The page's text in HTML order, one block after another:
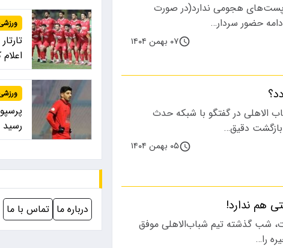
هجومی ندارد(در صورت
حضور سردار…
۰۷ بهمن ۱۴۰۴
الاهلی در گفتگو با شبکه حدث
بازگشت دقیق…
۰۵ بهمن ۱۴۰۴
هم ندارد!
شب گذشته تیم شباب‌الاهلی موفق
را…
رسید
درباره ما تماس با ما